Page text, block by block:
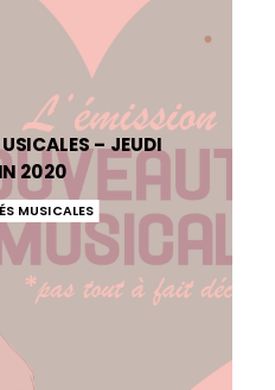
– JEUDI
2020
MUSICALES